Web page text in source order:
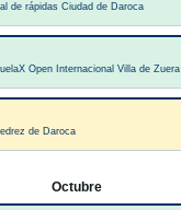
de rápidas Ciudad de Daroca
Open Internacional Villa de Zuera
de Daroca
Octubre